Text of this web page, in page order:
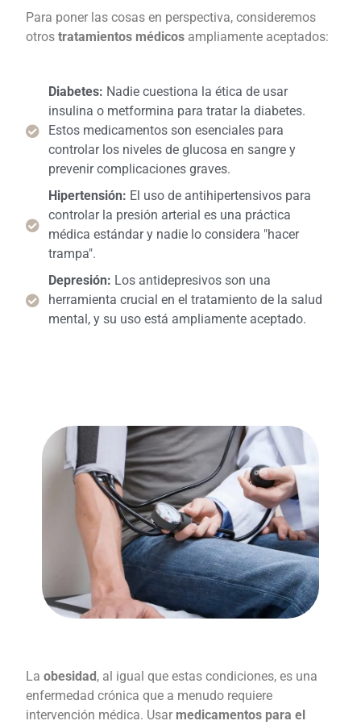
Para poner las cosas en perspectiva, consideremos
otros tratamientos médicos ampliamente aceptados:
Diabetes: Nadie cuestiona la ética de usar
insulina o metformina para tratar la diabetes.
Estos medicamentos son esenciales para
controlar los niveles de glucosa en sangre y
prevenir complicaciones graves.
Hipertensión: El uso de antihipertensivos para
controlar la presión arterial es una práctica
médica estándar y nadie lo considera "hacer
trampa".
Depresión: Los antidepresivos son una
herramienta crucial en el tratamiento de la salud
mental, y su uso está ampliamente aceptado.
La obesidad, al igual que estas condiciones, es una
enfermedad crónica que a menudo requiere
intervención médica. Usar medicamentos para el